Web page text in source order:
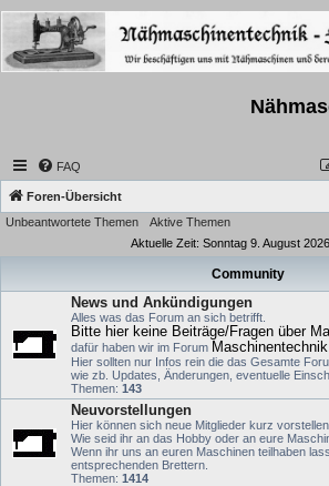
FAQ
Foren-Übersicht
Unbeantwortete Themen
Aktive Themen
Aktuelle Zeit: Sonntag 9. August
Community
News und Ankündigungen
Alles was das Forum an sich betrifft.
Bitte hier keine Beiträge/Fragen über
dafür haben wir im Forum Maschinentechnik
Hier sollten nur Infos rein die das Gesamte
wie zb. Updates, Änderungen, eventuelle
Themen: 143
Neuvorstellungen
Hier können sich neue Mitglieder kurz vorstellen.
Wie seid ihr an das Hobby oder an eure
Wenn ihr uns an euren Maschinen teilhaben
entsprechenden Brettern.
Themen: 1414